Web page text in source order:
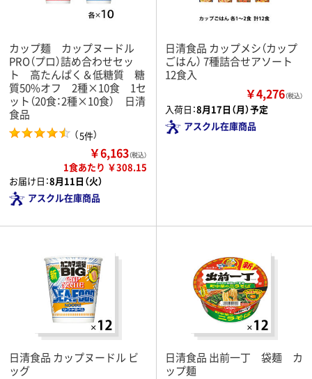
カップ麺 カップヌードル
PRO（プロ）詰め合わせセッ
ト 高たんぱく＆低糖質 糖
質50%オフ 2種×10食 1セ
ット（20食：2種×10食） 日清
食品
（5件）
￥6,163（税込）
1食あたり ￥308.15
お届け日：8月11日（火）
アスクル在庫商品
日清食品 カップメシ（カップ
ごはん） 7種詰合せアソート
12食入
￥4,276（税込）
入荷日：8月17日（月）予定
アスクル在庫商品
日清食品 カップヌードル ビ
ッグ
日清食品 出前一丁 袋麺 カ
ップ麺